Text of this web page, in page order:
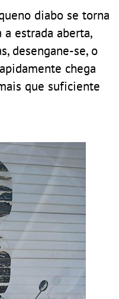
diabo se torna
estrada aberta,
desengane-se, o
chega
que suficiente